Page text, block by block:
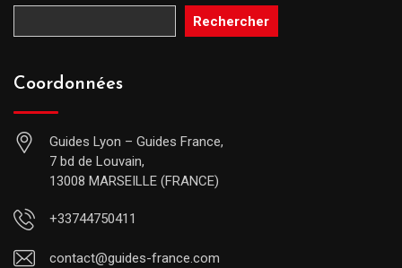
Rechercher
Coordonnées
Guides Lyon – Guides France,
7 bd de Louvain,
13008 MARSEILLE (FRANCE)
+33744750411
contact@guides-france.com